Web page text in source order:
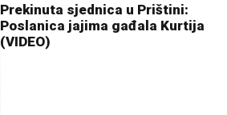
Prekinuta sjednica u Prištini:
Poslanica jajima gađala Kurtija
(VIDEO)